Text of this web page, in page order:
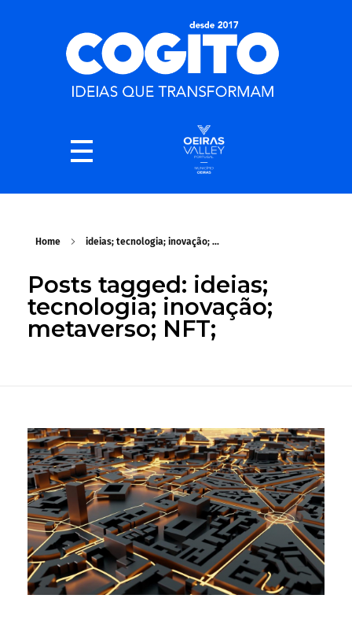
Home ideias; tecnologia; inovação; ...
Posts tagged: ideias;
tecnologia; inovação;
metaverso; NFT;